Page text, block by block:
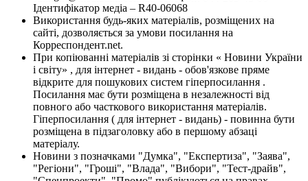
Ідентифікатор медіа – R40-06068
Використання будь-яких матеріалів, розміщених на
сайті, дозволяється за умови посилання на
Корреспондент.net.
При копіюванні матеріалів зі сторінки « Новини України
і світу» , для інтернет - видань - обов'язкове пряме
відкрите для пошукових систем гіперпосилання .
Посилання має бути розміщена в незалежності від
повного або часткового використання матеріалів.
Гіперпосилання ( для інтернет - видань) - повинна бути
розміщена в підзаголовку або в першому абзаці
матеріалу.
Новини з позначками "Думка", "Експертиза", "Заява",
"Регіони", "Гроші", "Влада", "Вибори", "Тест-драйв",